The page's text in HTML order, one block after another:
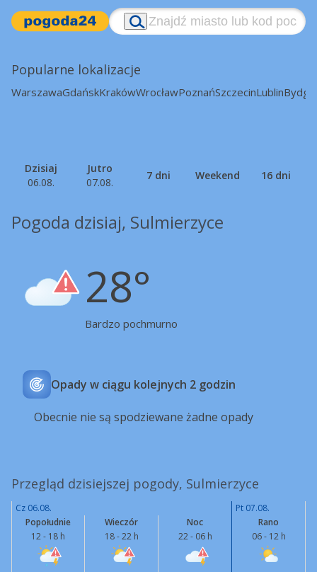
Popularne lokalizacje
WarszawaGdańskKrakówWrocławPoznańSzczecinLublin
Dzisiaj
06.08.
Jutro
07.08.
7 dni Weekend 16 dni
Pogoda dzisiaj, Sulmierzyce
28°
Bardzo pochmurno
Opady w ciągu kolejnych 2 godzin
Obecnie nie są spodziewane żadne opady
Przegląd dzisiejszej pogody, Sulmierzyce
Cz 06.08.
Pt 07.08.
Popołudnie
12 - 18 h
Wieczór
18 - 22 h
Noc
22 - 06 h
Rano
06 - 12 h